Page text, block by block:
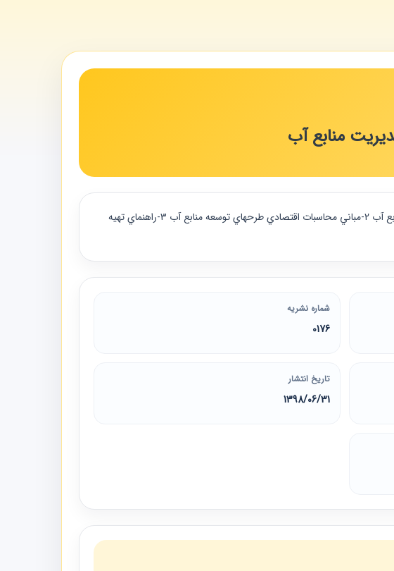
منابع آب
"ضابطه های مرتبط 1-راهنماي تشخيص اثرهاي اقتصادي، اجتماعي، ارزش گذاري و توجيه اقتصادي طرح هاي توسعه منابع آب 2-مباني محاسبات اقتصادي طرحهاي توسعه منابع آب 3-راهنماي تهيه
شماره نشریه
0176
تاریخ انتشار
1398/06/31